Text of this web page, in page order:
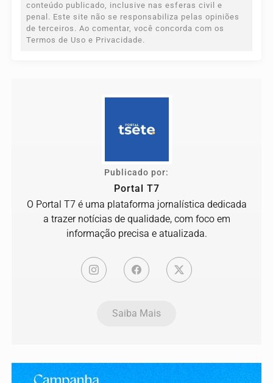
conteúdo publicado, inclusive nas esferas civil e
penal. Este site não se responsabiliza pelas opiniões
de terceiros. Ao comentar, você concorda com os
Termos de Uso e Privacidade.
Publicado por:
Portal T7
O Portal T7 é uma plataforma jornalística dedicada
a trazer notícias de qualidade, com foco em
informação precisa e atualizada.
Saiba Mais